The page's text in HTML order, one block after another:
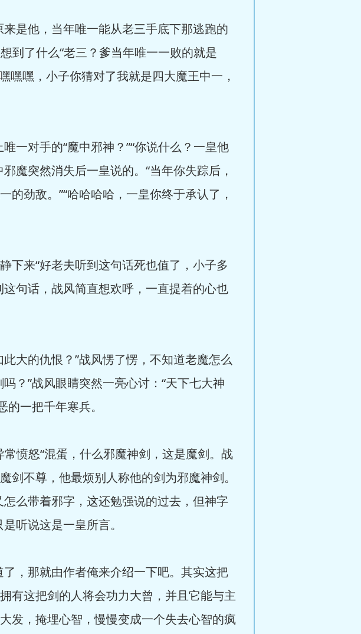
是他，当年唯一能从老三手底下那逃跑的
到了什么“老三？爹当年唯一一败的就是
嘿嘿，小子你猜对了我就是四大魔王中一，
对手的“魔中邪神？”“你说什么？一皇他
魔突然消失后一皇说的。“当年你失踪后，
劲敌。”“哈哈哈哈，一皇你终于承认了，
来“好老夫听到这句话死也值了，小子多
句话，战风简直想欢呼，一直提着的心也
大的仇恨？”战风愣了愣，不知道老魔怎么
？”战风眼睛突然一亮心讨：“天下七大神
一把千年寒兵。
愤怒“混蛋，什么邪魔神剑，这是魔剑。战
不尊，他最烦别人称他的剑为邪魔神剑。
么带着邪字，这还勉强说的过去，但神字
听说这是一皇所言。
，那就由作者俺来介绍一下吧。其实这把
有这把剑的人将会功力大曾，并且它能与主
发，掩埋心智，慢慢变成一个失去心智的疯